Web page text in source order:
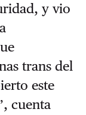
y vio
trans del
este
cuenta